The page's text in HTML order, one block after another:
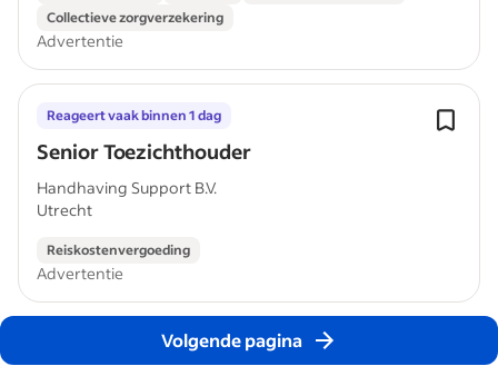
Collectieve zorgverzekering
Advertentie
Senior Toezichthouder
Reageert vaak binnen 1 dag
Handhaving Support B.V.
Utrecht
Reiskostenvergoeding
Advertentie
Volgende pagina